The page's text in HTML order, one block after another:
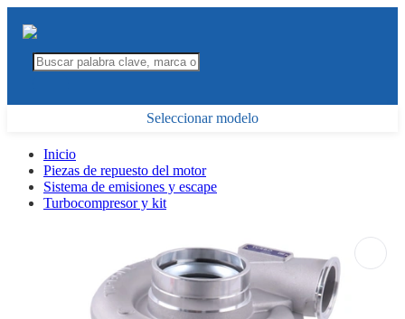
Seleccionar modelo
Inicio
Piezas de repuesto del motor
Sistema de emisiones y escape
Turbocompresor y kit